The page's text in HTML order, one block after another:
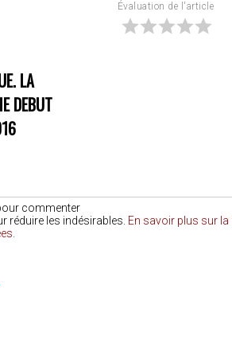
Évaluation de l'article
LA
DEBUT
commenter
réduire les indésirables. En savoir plus sur